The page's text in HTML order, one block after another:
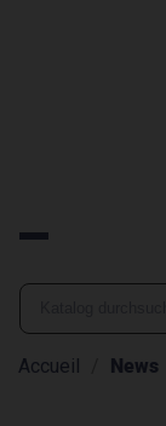
Accueil News